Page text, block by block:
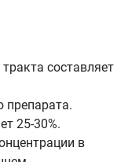
составляет
препарата.
25-30%.
в